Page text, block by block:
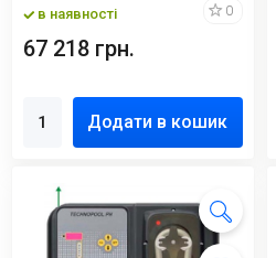
в наявності 0
67 218 грн.
Додати в кошик